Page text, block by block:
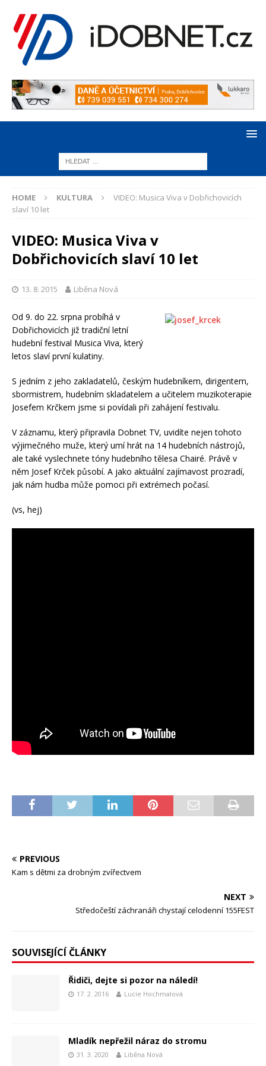
HOME KULTURA
VIDEO: Musica Viva v Dobřichovicích
slaví 10 let
VIDEO: Musica Viva v
Dobřichovicích slaví 10 let
13. 8. 2015 Liběna Nová
Od 9. do 22. srpna probíhá v
Dobřichovicích již tradiční letní
hudební festival Musica Viva, který
letos slaví první kulatiny.
S jedním z jeho zakladatelů, českým hudebníkem, dirigentem,
sbormistrem, hudebním skladatelem a učitelem muzikoterapie
Josefem Krčkem jsme si povídali při zahájení festivalu.
V záznamu, který připravila Dobnet TV, uvidíte nejen tohoto
výjimečného muže, který umí hrát na 14 hudebních nástrojů,
ale také vyslechnete tóny hudebního tělesa Chairé. Právě v
něm Josef Krček působí. A jako aktuální zajímavost prozradí,
jak nám hudba může pomoci při extrémech počasí.
(vs, hej)
PREVIOUS
Kam s dětmi za drobným zvířectvem
NEXT
Středočeští záchranáři chystají celodenní 155FEST
SOUVISEJÍCÍ ČLÁNKY
Řidiči, dejte si pozor na náledí!
17. 2. 2016 Lucie Hochmalová
Mladík nepřežil náraz do stromu
31. 3. 2020 Liběna Nová